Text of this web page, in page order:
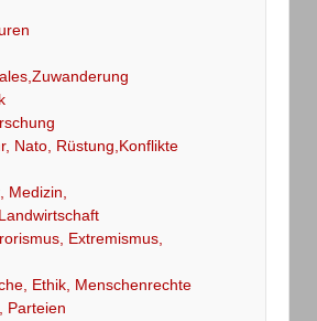
Nato, Rüstung,Konflikte
Medizin,
Extremismus,
Ethik, Menschenrechte
Parteien